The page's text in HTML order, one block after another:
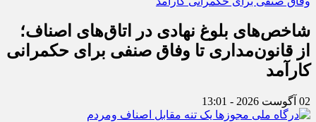
شاخص‌های بلوغ نهادی در اتاق‌های اصناف؛
از قانون‌مداری تا وفاق صنفی برای حکمرانی
کارآمد
02 آگوست 2026 - 13:01